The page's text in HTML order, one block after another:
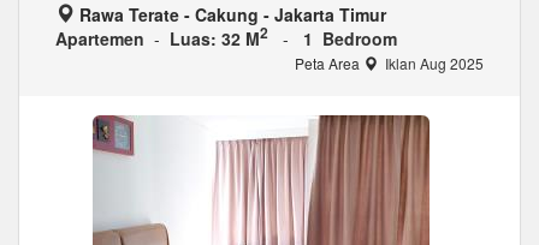
Rawa Terate - Cakung - Jakarta Timur
Apartemen - Luas: 32 M2 - 1 Bedroom
Peta Area Iklan Aug 2025